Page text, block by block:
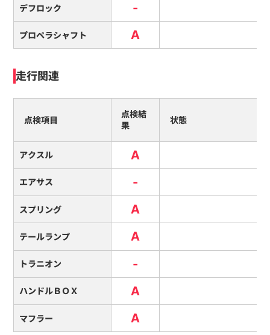
デフロック -
プロペラシャフト A
走行関連
点検項目
点検結
果
状態
アクスル A
エアサス -
スプリング A
テールランプ A
トラニオン -
ハンドルＢＯＸ A
マフラー A